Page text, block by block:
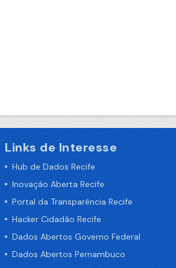
Links de Interesse
Hub de Dados Recife
Inovação Aberta Recife
Portal da Transparência Recife
Hacker Cidadão Recife
Dados Abertos Governo Federal
Dados Abertos Pernambuco